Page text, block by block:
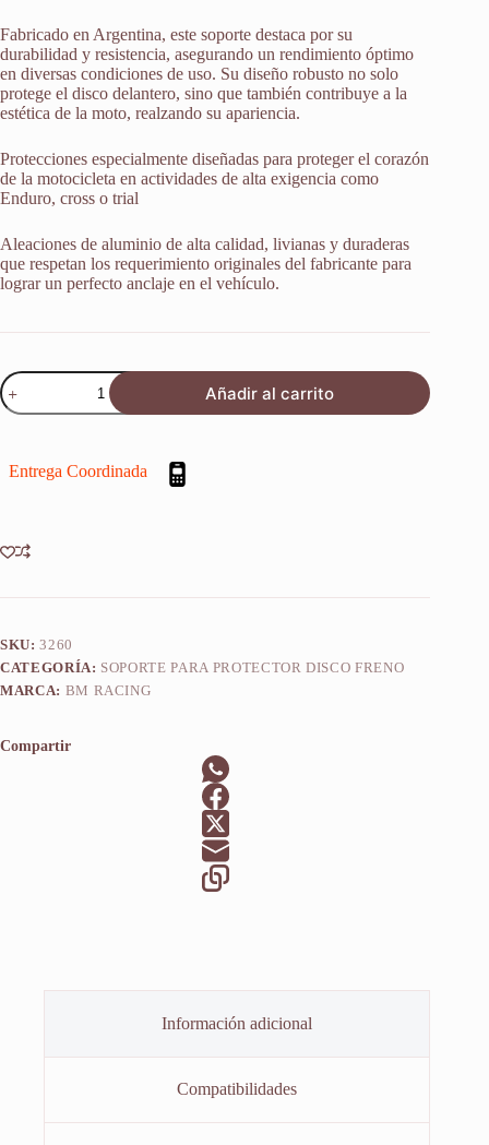
Fabricado en Argentina, este soporte destaca por su
durabilidad y resistencia, asegurando un rendimiento óptimo
en diversas condiciones de uso. Su diseño robusto no solo
protege el disco delantero, sino que también contribuye a la
estética de la moto, realzando su apariencia.
Protecciones especialmente diseñadas para proteger el corazón
de la motocicleta en actividades de alta exigencia como
Enduro, cross o trial
Aleaciones de aluminio de alta calidad, livianas y duraderas
que respetan los requerimiento originales del fabricante para
lograr un perfecto anclaje en el vehículo.
Soporte
P/
Protector
Yamaha
2014-
17
Añadir al carrito
Entrega Coordinada
SKU:3260
CATEGORÍA: SOPORTE PARA PROTECTOR DISCO FRENO
MARCA: BM RACING
Compartir
Información adicional
Compatibilidades